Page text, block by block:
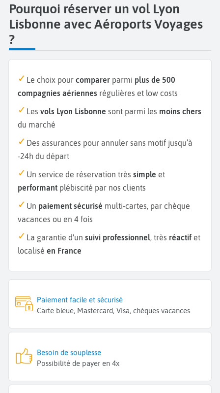
Pourquoi réserver un vol Lyon
Lisbonne avec Aéroports Voyages
?
Le choix pour comparer parmi plus de 500
compagnies aériennes régulières et low costs
Les vols Lyon Lisbonne sont parmi les moins chers
du marché
Des assurances pour annuler sans motif jusqu’à
-24h du départ
Un service de réservation très simple et
performant plébiscité par nos clients
Un paiement sécurisé multi-cartes, par chèque
vacances ou en 4 fois
La garantie d'un suivi professionnel, très réactif et
localisé en France
Paiement facile et sécurisé
Carte bleue, Mastercard, Visa, chèques vacances
Besoin de souplesse
Possibilité de payer en 4x